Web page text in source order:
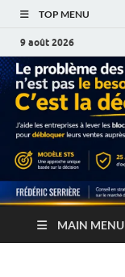
TOP MENU
9 août 2026
MAIN MENU